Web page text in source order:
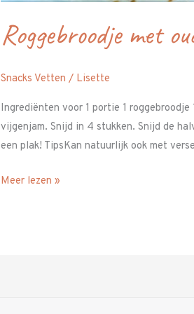
Roggebroodje met
Snacks Vetten / Lisette
Ingrediënten voor 1 portie 1
vijgenjam. Snijd in 4 stukken. Snijd de
een plak! TipsKan natuurlijk ook met
Meer lezen »